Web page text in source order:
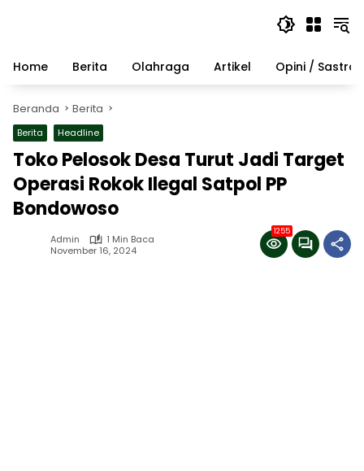
Home
Berita Olahraga Artikel Opini / Sastra
Beranda Berita
Berita Headline
Toko Pelosok Desa Turut Jadi Target
Operasi Rokok Ilegal Satpol PP
Bondowoso
Admin
1 Min Baca
November 16, 2024
1255